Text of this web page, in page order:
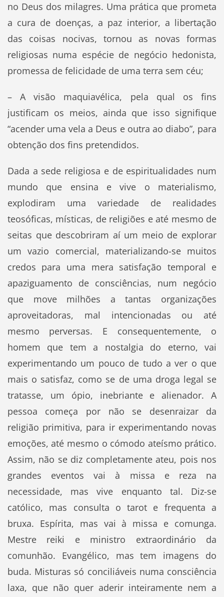
no Deus dos milagres. Uma prática que prometa
a cura de doenças, a paz interior, a libertação
das coisas nocivas, tornou as novas formas
religiosas numa espécie de negócio hedonista,
promessa de felicidade de uma terra sem céu;
– A visão maquiavélica, pela qual os fins
justificam os meios, ainda que isso signifique
“acender uma vela a Deus e outra ao diabo”, para
obtenção dos fins pretendidos.
Dada a sede religiosa e de espiritualidades num
mundo que ensina e vive o materialismo,
explodiram uma variedade de realidades
teosóficas, místicas, de religiões e até mesmo de
seitas que descobriram aí um meio de explorar
um vazio comercial, materializando-se muitos
credos para uma mera satisfação temporal e
apaziguamento de consciências, num negócio
que move milhões a tantas organizações
aproveitadoras, mal intencionadas ou até
mesmo perversas. E consequentemente, o
homem que tem a nostalgia do eterno, vai
experimentando um pouco de tudo a ver o que
mais o satisfaz, como se de uma droga legal se
tratasse, um ópio, inebriante e alienador. A
pessoa começa por não se desenraizar da
religião primitiva, para ir experimentando novas
emoções, até mesmo o cómodo ateísmo prático.
Assim, não se diz completamente ateu, pois nos
grandes eventos vai à missa e reza na
necessidade, mas vive enquanto tal. Diz-se
católico, mas consulta o tarot e frequenta a
bruxa. Espírita, mas vai à missa e comunga.
Mestre reiki e ministro extraordinário da
comunhão. Evangélico, mas tem imagens do
buda. Misturas só conciliáveis numa consciência
laxa, que não quer aderir inteiramente nem a